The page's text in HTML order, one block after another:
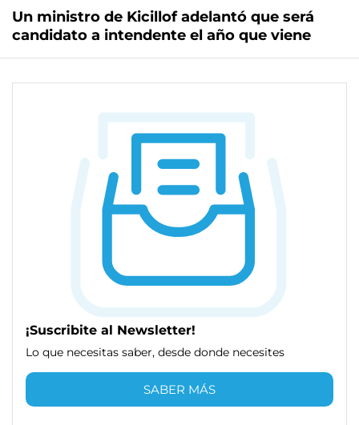
Un ministro de Kicillof adelantó que será
candidato a intendente el año que viene
¡Suscribite al Newsletter!
Lo que necesitas saber, desde donde necesites
SABER MÁS